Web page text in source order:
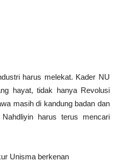
harus melekat. Kader NU
hayat, tidak hanya Revolusi
masih di kandung badan dan
harus terus mencari
Unisma berkenan